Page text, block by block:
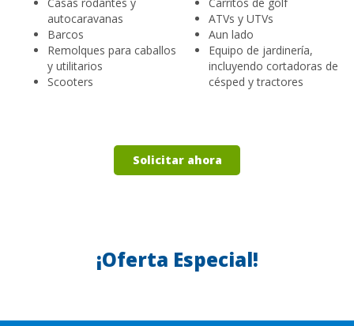
autocaravanas
Barcos
Remolques para caballos
y utilitarios
Scooters
ATVs y UTVs
Aun lado
Equipo de jardinería,
incluyendo cortadoras de
césped y tractores
Solicitar ahora
¡Oferta Especial!